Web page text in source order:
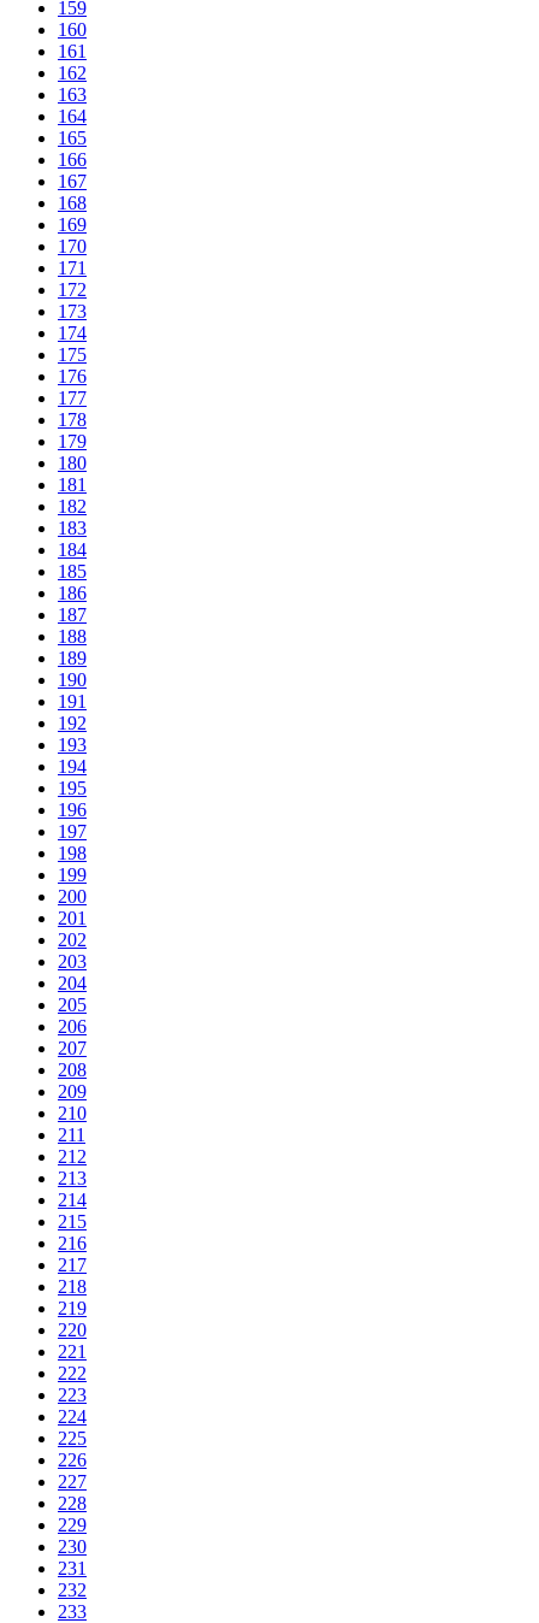
159
160
161
162
163
164
165
166
167
168
169
170
171
172
173
174
175
176
177
178
179
180
181
182
183
184
185
186
187
188
189
190
191
192
193
194
195
196
197
198
199
200
201
202
203
204
205
206
207
208
209
210
211
212
213
214
215
216
217
218
219
220
221
222
223
224
225
226
227
228
229
230
231
232
233